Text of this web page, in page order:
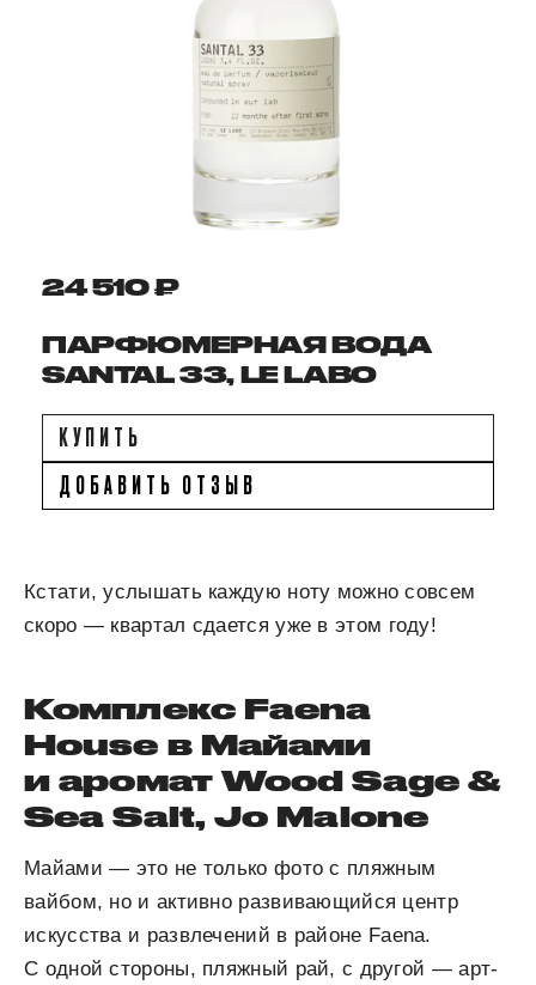
24 510 ₽
ПАРФЮМЕРНАЯ ВОДА
SANTAL 33, LE LABO
КУПИТЬ
ДОБАВИТЬ ОТЗЫВ
Кстати, услышать каждую ноту можно совсем
скоро — квартал сдается уже в этом году!
Комплекс Faena
House в Майами
и аромат Wood Sage &
Sea Salt, Jo Malone
Майами — это не только фото с пляжным
вайбом, но и активно развивающийся центр
искусства и развлечений в районе Faena.
С одной стороны, пляжный рай, с другой — арт-